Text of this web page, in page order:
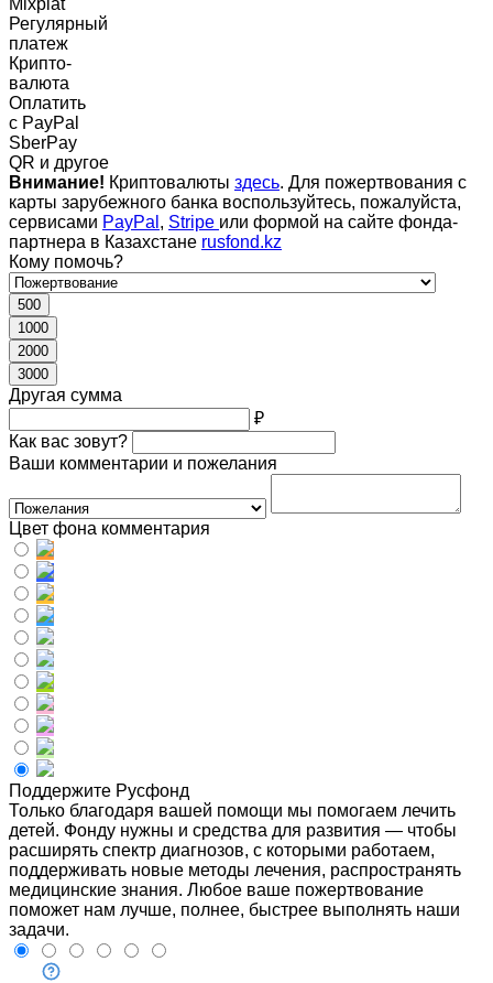
Регулярный
платеж
Крипто-
валюта
Оплатить
c PayPal
SberPay
QR и другое
Внимание! Криптовалюты здесь. Для пожертвования с
карты зарубежного банка воспользуйтесь, пожалуйста,
сервисами PayPal , Stripe или формой на сайте фонда-
партнера в Казахстане rusfond.kz
Кому помочь?
500
1000
2000
3000
Другая сумма
₽
Как вас зовут?
Ваши комментарии и пожелания
Цвет фона комментария
Поддержите Русфонд
Только благодаря вашей помощи мы помогаем лечить
детей. Фонду нужны и средства для развития — чтобы
расширять спектр диагнозов, с которыми работаем,
поддерживать новые методы лечения, распространять
медицинские знания. Любое ваше пожертвование
поможет нам лучше, полнее, быстрее выполнять наши
задачи.